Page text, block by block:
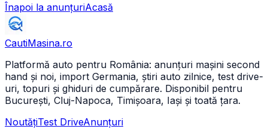
Înapoi la anunțuriAcasă
CautiMasina.ro
Platformă auto pentru România: anunțuri mașini second
hand și noi, import Germania, știri auto zilnice, test drive-
uri, topuri și ghiduri de cumpărare. Disponibil pentru
București, Cluj-Napoca, Timișoara, Iași și toată țara.
NoutățiTest DriveAnunțuri